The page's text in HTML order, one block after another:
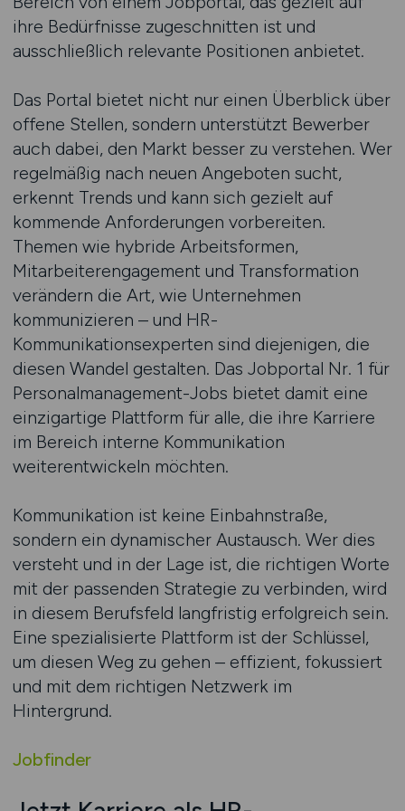
ihre Bedürfnisse zugeschnitten ist und
ausschließlich relevante Positionen anbietet.
Das Portal bietet nicht nur einen Überblick über
offene Stellen, sondern unterstützt Bewerber
auch dabei, den Markt besser zu verstehen. Wer
regelmäßig nach neuen Angeboten sucht,
erkennt Trends und kann sich gezielt auf
kommende Anforderungen vorbereiten.
Themen wie hybride Arbeitsformen,
Mitarbeiterengagement und Transformation
verändern die Art, wie Unternehmen
kommunizieren – und HR-
Kommunikationsexperten sind diejenigen, die
diesen Wandel gestalten. Das Jobportal Nr. 1 für
Personalmanagement-Jobs bietet damit eine
einzigartige Plattform für alle, die ihre Karriere
im Bereich interne Kommunikation
weiterentwickeln möchten.
Kommunikation ist keine Einbahnstraße,
sondern ein dynamischer Austausch. Wer dies
versteht und in der Lage ist, die richtigen Worte
mit der passenden Strategie zu verbinden, wird
in diesem Berufsfeld langfristig erfolgreich sein.
Eine spezialisierte Plattform ist der Schlüssel,
um diesen Weg zu gehen – effizient, fokussiert
und mit dem richtigen Netzwerk im
Hintergrund.
Jobfinder